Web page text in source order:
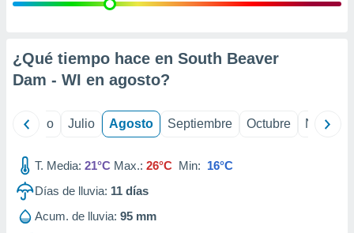
e
mediante
publicidad
de
¿Qué tiempo hace en South Beaver
Dam - WI en agosto?
Junio Julio Agosto Septiembre Octubre
T. Media: 21°C Max.: 26°C Min: 16°C
Días de lluvia: 11 días
Acum. de lluvia: 95 mm